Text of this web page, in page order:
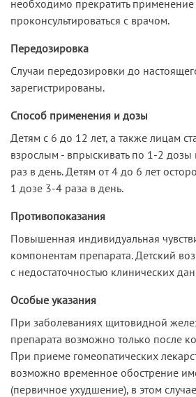
необходимо прекратить
проконсультироваться с врачом.
Передозировка
Случаи передозировки до
зарегистрированы.
Способ применения и дозы
Детям с 6 до 12 лет, а также лицам
взрослым - впрыскивать по 1-2
раз в день. Детям от 4 до 6 лет
1 дозе 3-4 раза в день.
Противопоказания
Повышенная индивидуальная
компонентам препарата. Детский
с недостаточностью клинических
Особые указания
При заболеваниях щитовидной
препарата возможно только после
При приеме гомеопатических
возможно временное обострение
(первичное ухудшение), в этом